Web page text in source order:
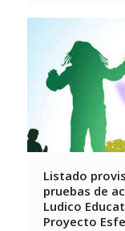
Listado
pruebas de
Ludico
Proyecto